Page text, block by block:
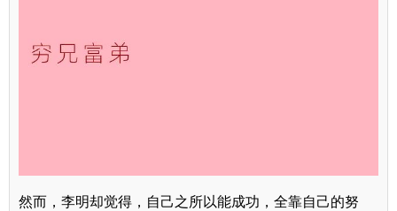
然而，李明却觉得，自己之所以能成功，全靠自己的努